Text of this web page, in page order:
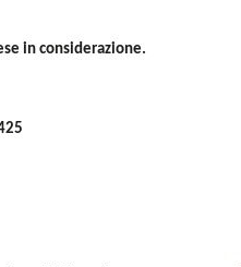
in considerazione.